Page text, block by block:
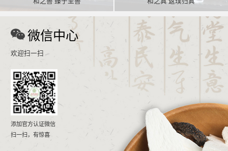
微信中心
欢迎扫一扫
添加官方认证微信
扫一扫，有惊喜